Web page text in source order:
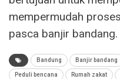
mempermudah
pasca banjir bandang.
Bandung Banjir bandang
Peduli bencana Rumah zakat